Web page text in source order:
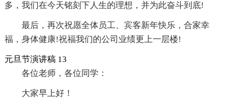
多，我们在今天铭刻下人生的理想，并为此奋斗到底!
最后，再次祝愿全体员工、宾客新年快乐，合家幸
福，身体健康!祝福我们的公司业绩更上一层楼!
元旦节演讲稿 13
各位老师，各位同学：
大家早上好！